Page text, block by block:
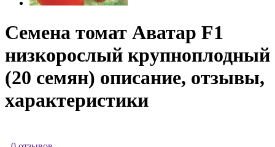
Семена томат Аватар F1
низкорослый крупноплодный
(20 семян) описание, отзывы,
характеристики